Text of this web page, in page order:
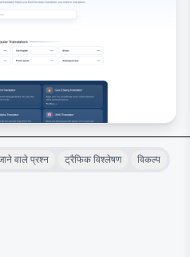
वाले प्रश्न ट्रैफिक विश्लेषण विकल्प